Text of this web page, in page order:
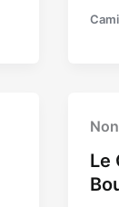
Le